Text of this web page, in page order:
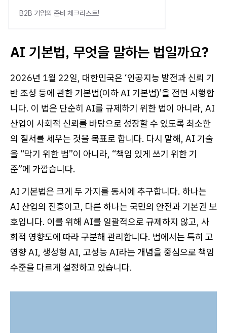
B2B 기업의 준비 체크리스트!
AI 기본법, 무엇을 말하는 법일까요?
2026년 1월 22일, 대한민국은 ‘인공지능 발전과 신뢰 기
반 조성 등에 관한 기본법(이하 AI 기본법)’을 전면 시행합
니다. 이 법은 단순히 AI를 규제하기 위한 법이 아니라, AI
산업이 사회적 신뢰를 바탕으로 성장할 수 있도록 최소한
의 질서를 세우는 것을 목표로 합니다. 다시 말해, AI 기술
을 “막기 위한 법”이 아니라, “책임 있게 쓰기 위한 기
준”에 가깝습니다.
AI 기본법은 크게 두 가지를 동시에 추구합니다. 하나는
AI 산업의 진흥이고, 다른 하나는 국민의 안전과 기본권 보
호입니다. 이를 위해 AI를 일괄적으로 규제하지 않고, 사
회적 영향도에 따라 구분해 관리합니다. 법에서는 특히 고
영향 AI, 생성형 AI, 고성능 AI라는 개념을 중심으로 책임
수준을 다르게 설정하고 있습니다.